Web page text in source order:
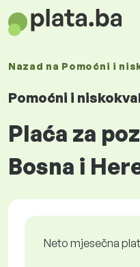
Nazad na Pomoćni i
Pomoćni i
Plaća za
Bosna i
Neto mjesečna